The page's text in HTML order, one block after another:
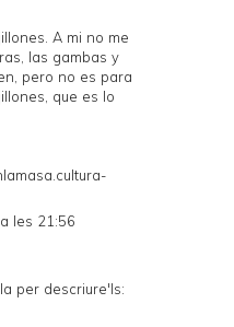
A mi no me
las gambas y
pero no es para
que es lo
les 21:56
per descriure'ls: